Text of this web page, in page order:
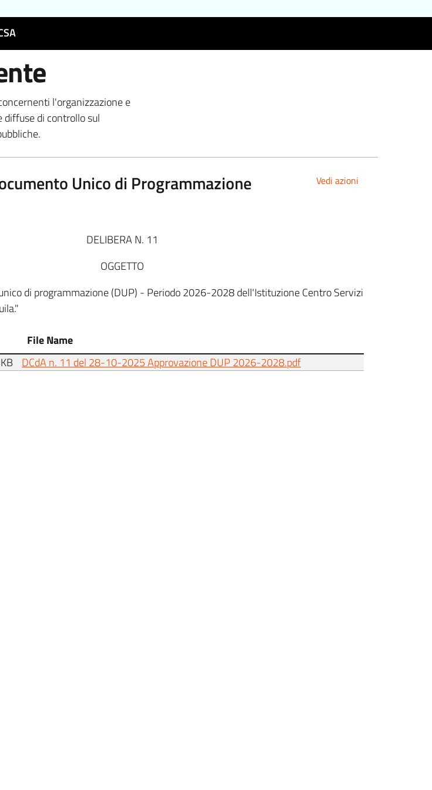
l'organizzazione e
di controllo sul
Unico di Programmazione
Vedi azioni
DELIBERA N. 11
OGGETTO
di programmazione (DUP) - Periodo 2026-2028 dell'Istituzione Centro Servizi
File Name
DCdA n. 11 del 28-10-2025 Approvazione DUP 2026-2028.pdf